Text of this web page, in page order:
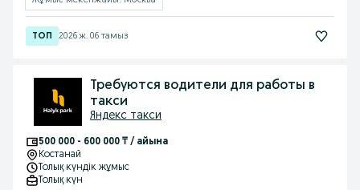
2026 ж. 06 тамыз
Требуются водители для работы в
такси
Яндекс такси
500 000 - 600 000 ₸ / айына
Костанай
Толық күндік жұмыс
Толық күн